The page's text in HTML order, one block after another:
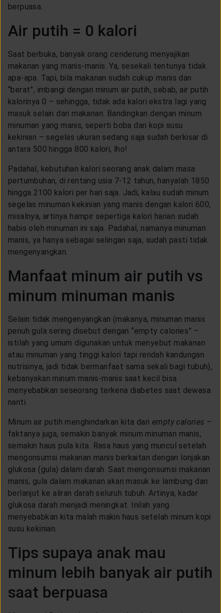
berpuasa.
Air putih = 0 kalori
Saat berbuka, banyak orang cenderung menyajikan
makanan yang manis-manis. Ya, sesekali tentunya tidak
apa-apa. Tapi, bila makanan sudah cukup manis dan
“berat”, imbangi dengan minum air putih, sebab, air putih
kalorinya 0 – sehingga, tidak ada kalori ekstra lagi yang
masuk selain dari makanan. Bandingkan dengan minum
minuman yang manis, seperti boba dan kopi susu
kekinian – segelas ukuran sedang saja sudah berkisar di
antara 500 hingga 800 kalori, lho!
Padahal, kebutuhan kalori seorang anak dalam masa
pertumbuhan, di rentang usia 7-12 tahun, hanyalah 1850
hingga 2100 kalori per hari saja. Jadi, kalau sudah minum
segelas minuman kekinian yang manis dengan kalori 600,
misalnya, artinya hampir sepertiga kalori harian sudah
habis oleh minuman ini saja. Padahal, namanya minuman
manis, ya hanya sebagai selingan saja, sudah pasti tidak
mengenyangkan.
Manfaat minum air putih vs
minum minuman manis
Selain tidak mengenyangkan (makanya, minuman manis
penuh gula sering disebut dengan “empty calories” –
istilah yang umum digunakan untuk menyebut makanan
atau minuman yang tinggi kalori tapi rendah kandungan
nutrisinya, jadi tidak bermanfaat sama sekali bagi tubuh),
kebanyakan minum manis-manis saat kecil bisa
menyebabkan seseorang terkena diabetes saat dewasa
nanti.
Minum air putih menghindarkan kita dari empty calories –
faktanya juga, semakin banyak minum minuman manis,
semakin haus pula kita. Rasa haus yang muncul setelah
mengonsumsi makanan manis berkaitan dengan lonjakan
glukosa (gula) dalam darah. Saat mengonsumsi makanan
manis, gula dalam makanan akan masuk ke lambung dan
berlanjut ke aliran darah seluruh tubuh. Artinya, kadar
glukosa darah menjadi meningkat. Inilah yang
menyebabkan kita malah makin haus setelah minum kopi
susu kekinian.
Tips supaya anak mau
minum lebih banyak air putih
saat berpuasa